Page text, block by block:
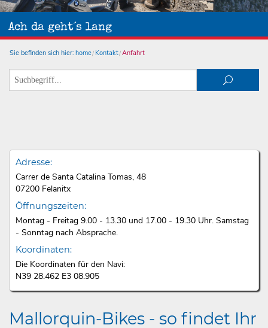
Ach da geht´s lang
Sie befinden sich hier: home Kontakt Anfahrt
Adresse:
Carrer de Santa Catalina Tomas, 48
07200 Felanitx
Öffnungszeiten:
Montag - Freitag 9.00 - 13.30 und 17.00 - 19.30 Uhr. Samstag
- Sonntag nach Absprache.
Koordinaten:
Die Koordinaten für den Navi:
N39 28.462 E3 08.905
Mallorquin-Bikes - so findet Ihr